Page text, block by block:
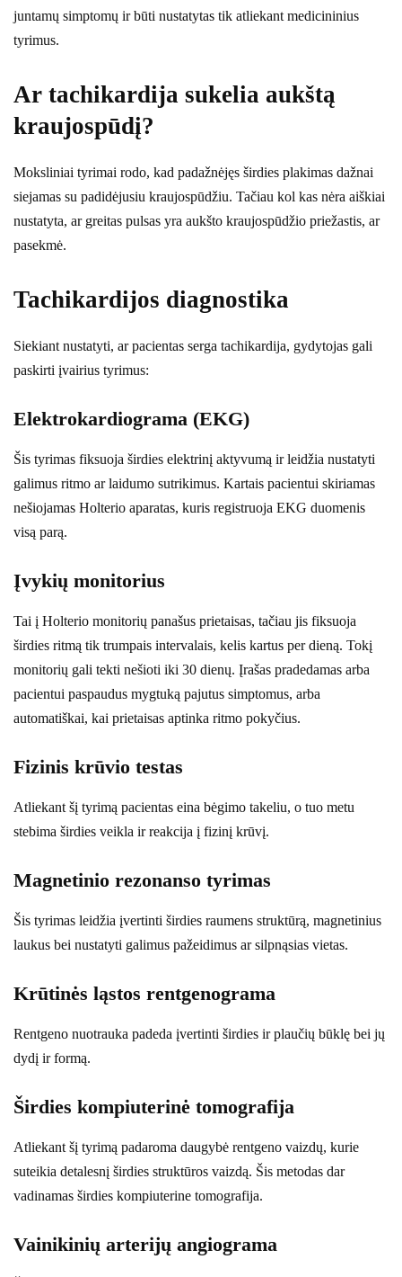
juntamų simptomų ir būti nustatytas tik atliekant medicininius
tyrimus.
Ar tachikardija sukelia aukštą
kraujospūdį?
Moksliniai tyrimai rodo, kad padažnėjęs širdies plakimas dažnai
siejamas su padidėjusiu kraujospūdžiu. Tačiau kol kas nėra aiškiai
nustatyta, ar greitas pulsas yra aukšto kraujospūdžio priežastis, ar
pasekmė.
Tachikardijos diagnostika
Siekiant nustatyti, ar pacientas serga tachikardija, gydytojas gali
paskirti įvairius tyrimus:
Elektrokardiograma (EKG)
Šis tyrimas fiksuoja širdies elektrinį aktyvumą ir leidžia nustatyti
galimus ritmo ar laidumo sutrikimus. Kartais pacientui skiriamas
nešiojamas Holterio aparatas, kuris registruoja EKG duomenis
visą parą.
Įvykių monitorius
Tai į Holterio monitorių panašus prietaisas, tačiau jis fiksuoja
širdies ritmą tik trumpais intervalais, kelis kartus per dieną. Tokį
monitorių gali tekti nešioti iki 30 dienų. Įrašas pradedamas arba
pacientui paspaudus mygtuką pajutus simptomus, arba
automatiškai, kai prietaisas aptinka ritmo pokyčius.
Fizinis krūvio testas
Atliekant šį tyrimą pacientas eina bėgimo takeliu, o tuo metu
stebima širdies veikla ir reakcija į fizinį krūvį.
Magnetinio rezonanso tyrimas
Šis tyrimas leidžia įvertinti širdies raumens struktūrą, magnetinius
laukus bei nustatyti galimus pažeidimus ar silpnąsias vietas.
Krūtinės ląstos rentgenograma
Rentgeno nuotrauka padeda įvertinti širdies ir plaučių būklę bei jų
dydį ir formą.
Širdies kompiuterinė tomografija
Atliekant šį tyrimą padaroma daugybė rentgeno vaizdų, kurie
suteikia detalesnį širdies struktūros vaizdą. Šis metodas dar
vadinamas širdies kompiuterine tomografija.
Vainikinių arterijų angiograma